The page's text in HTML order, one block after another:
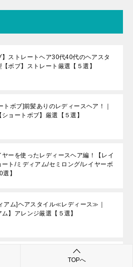
】ストレートヘア30代40代のヘアスタ
ボブ】ストレート厳選【５選】
トボブ]前髪ありのレディースヘア！｜
ョートボブ】厳選【５選】
ヤーを使ったレディースヘア編！【レイ
ート/ミディアム/セミロング/レイヤーボ
】
アム]ヘアスタイル≪レディース≫｜
ム】アレンジ厳選【５選】
ヘアのアレンジで簡単なやり方はある？
ップ【ロング】厳選【５選】
TOPへ